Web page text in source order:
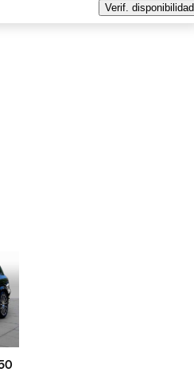
Verif. disponibilidad